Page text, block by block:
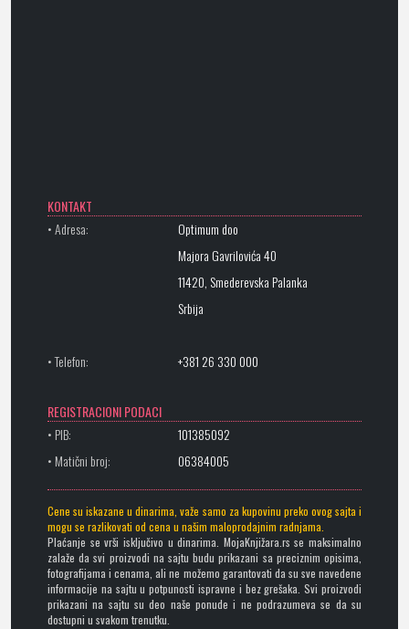
KONTAKT
• Adresa:
Optimum doo
Majora Gavrilovića 40
11420, Smederevska Palanka
Srbija
• Telefon: +381 26 330 000
REGISTRACIONI PODACI
• PIB:
101385092
• Matični broj:
06384005
Cene su iskazane u dinarima, važe samo za kupovinu preko ovog sajta i
mogu se razlikovati od cena u našim maloprodajnim radnjama.
Plaćanje se vrši isključivo u dinarima. MojaKnjižara.rs se maksimalno
zalaže da svi proizvodi na sajtu budu prikazani sa preciznim opisima,
fotografijama i cenama, ali ne možemo garantovati da su sve navedene
informacije na sajtu u potpunosti ispravne i bez grešaka. Svi proizvodi
prikazani na sajtu su deo naše ponude i ne podrazumeva se da su
dostupni u svakom trenutku.